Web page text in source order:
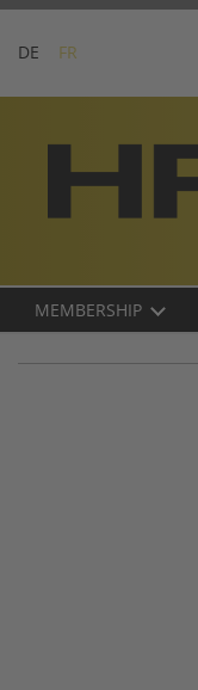
Skip
content
DE FR
Main
MEMBERSHIP